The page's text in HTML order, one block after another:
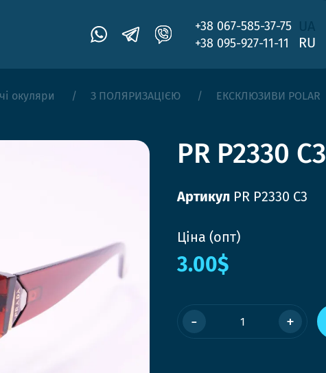
+38 067-585-37-75
+38 095-927-11-11
RU
окуляри З ПОЛЯРИЗАЦІЄЮ ЕКСКЛЮЗИВИ POLAR
PR P2330 C3
Артикул PR P2330 C3
Ціна (опт)
3.00$
- +